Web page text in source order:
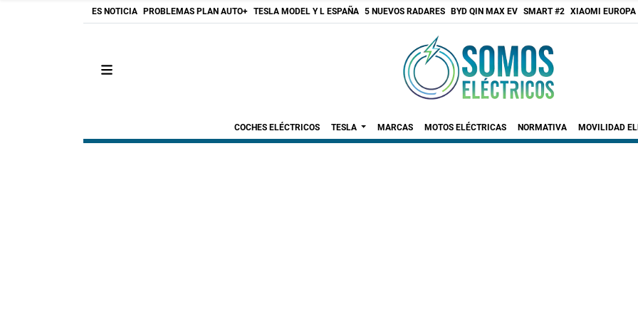
ES NOTICIA PROBLEMAS PLAN AUTO+ TESLA MODEL Y L ESPAÑA 5 NUEVOS RADARES BYD QIN MAX EV SMART #2 XIAOMI EUROPA
COCHES ELÉCTRICOS TESLA MARCAS MOTOS ELÉCTRICAS NORMATIVA MOVILIDAD